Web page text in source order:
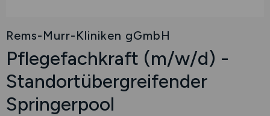
Rems-Murr-Kliniken gGmbH
Pflegefachkraft (m/w/d) -
Standortübergreifender
Springerpool